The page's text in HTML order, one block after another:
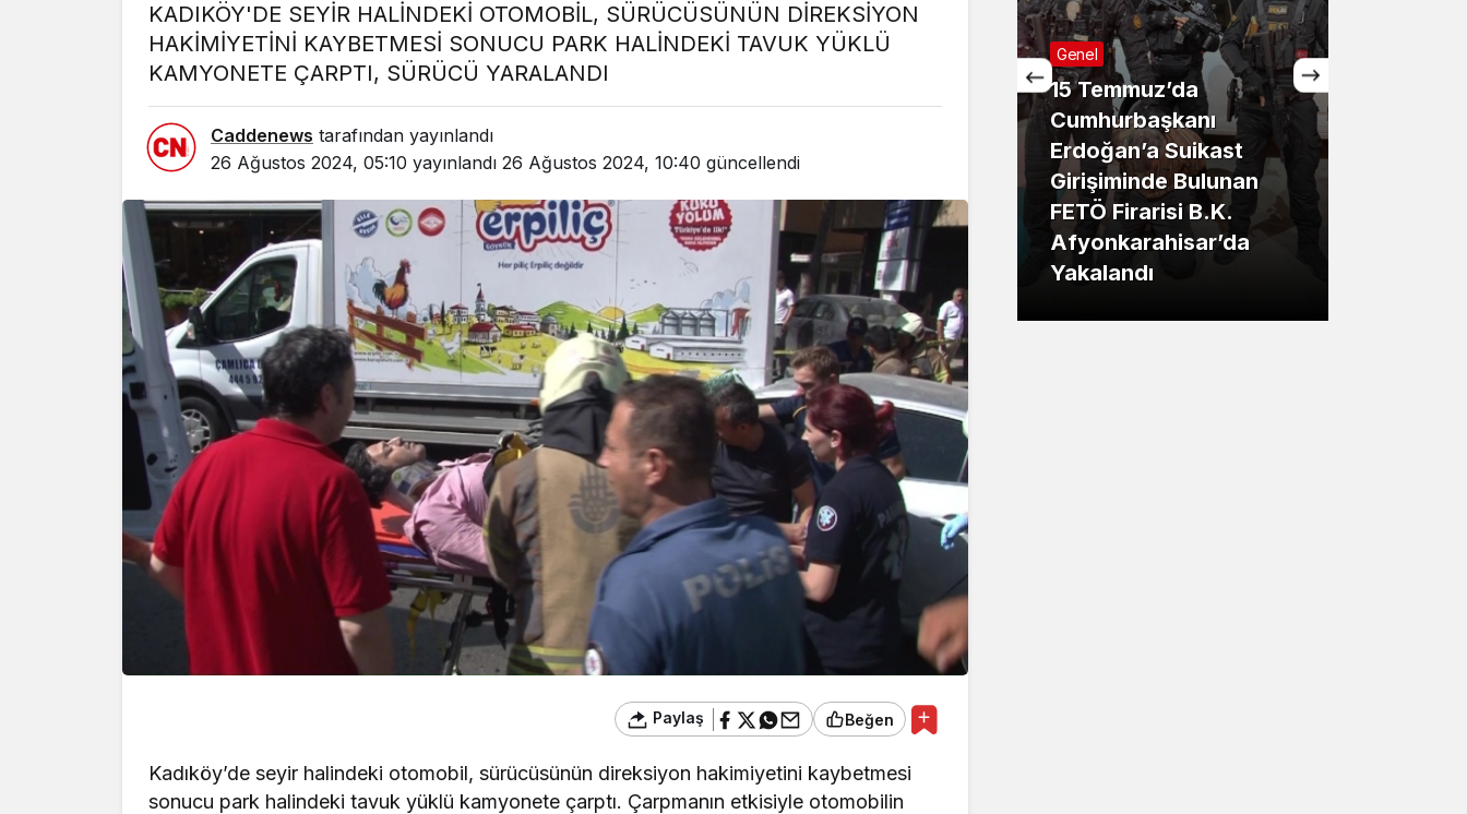
Gece Modu
Gece modunu seçin.
Sistem Modu
Sistem modunu seçin.
KADIKÖY'DE SEYİR HALİNDEKİ OTOMOBİL, SÜRÜCÜSÜNÜN DİREKSİYON
HAKİMİYETİNİ KAYBETMESİ SONUCU PARK HALİNDEKİ TAVUK YÜKLÜ
KAMYONETE ÇARPTI, SÜRÜCÜ YARALANDI
Caddenews tarafından yayınlandı
26 Ağustos 2024, 05:10 yayınlandı 26 Ağustos 2024, 10:40 güncellendi
Paylaş Beğen
Kadıköy’de seyir halindeki otomobil, sürücüsünün direksiyon hakimiyetini kaybetmesi
sonucu park halindeki tavuk yüklü kamyonete çarptı. Çarpmanın etkisiyle otomobilin
Yazarlar
AKDENİZ, BİR AÇIK
HAVA HAZİNESİ
Genel
Girişiminde Bulunan
FETÖ Firarisi B.K.
Afyonkarahisar’da
Yakalandı
.İstanbul
Tuzla Belediye Başkanı
Eren Ali Bingül: “50 Bin
Tuzlalının Evi Yıkılma
Riskiyle Karşı Karşıya”